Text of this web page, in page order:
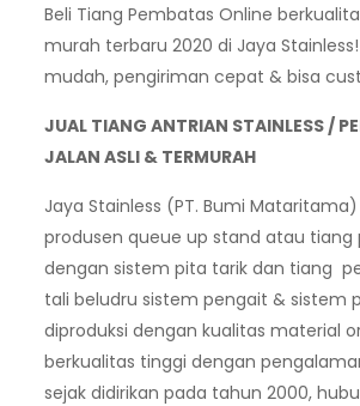
Beli Tiang Pembatas Online
murah terbaru 2020 di Jaya
mudah, pengiriman cepat & bisa
JUAL TIANG ANTRIAN STAINLESS /
JALAN ASLI & TERMURAH
Jaya Stainless (PT. Bumi
produsen queue up stand atau tiang
dengan sistem pita tarik dan tiang
tali beludru sistem pengait & sistem
diproduksi dengan kualitas material
berkualitas tinggi dengan
sejak didirikan pada tahun 2000,